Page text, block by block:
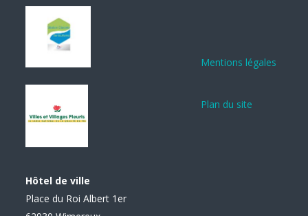
Hôtel de ville
Place du Roi Albert 1er
Mentions légales
Plan du site